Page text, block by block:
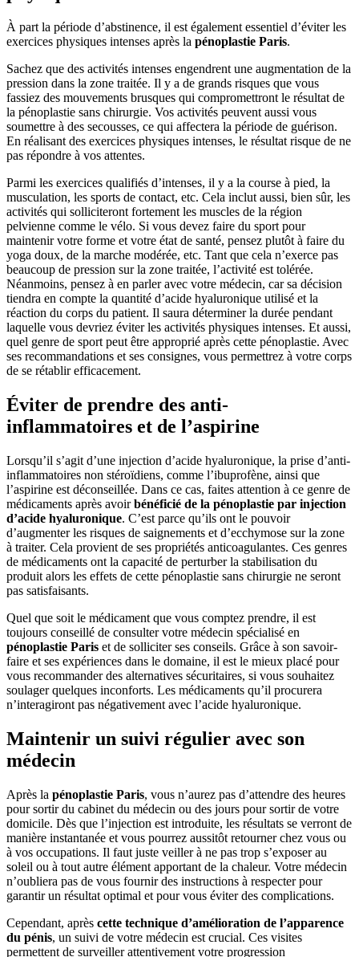
À part la période d’abstinence, il est également essentiel d’éviter les
exercices physiques intenses après la pénoplastie Paris.
Sachez que des activités intenses engendrent une augmentation de la
pression dans la zone traitée. Il y a de grands risques que vous
fassiez des mouvements brusques qui compromettront le résultat de
la pénoplastie sans chirurgie. Vos activités peuvent aussi vous
soumettre à des secousses, ce qui affectera la période de guérison.
En réalisant des exercices physiques intenses, le résultat risque de ne
pas répondre à vos attentes.
Parmi les exercices qualifiés d’intenses, il y a la course à pied, la
musculation, les sports de contact, etc. Cela inclut aussi, bien sûr, les
activités qui solliciteront fortement les muscles de la région
pelvienne comme le vélo. Si vous devez faire du sport pour
maintenir votre forme et votre état de santé, pensez plutôt à faire du
yoga doux, de la marche modérée, etc. Tant que cela n’exerce pas
beaucoup de pression sur la zone traitée, l’activité est tolérée.
Néanmoins, pensez à en parler avec votre médecin, car sa décision
tiendra en compte la quantité d’acide hyaluronique utilisé et la
réaction du corps du patient. Il saura déterminer la durée pendant
laquelle vous devriez éviter les activités physiques intenses. Et aussi,
quel genre de sport peut être approprié après cette pénoplastie. Avec
ses recommandations et ses consignes, vous permettrez à votre corps
de se rétablir efficacement.
Éviter de prendre des anti-
inflammatoires et de l’aspirine
Lorsqu’il s’agit d’une injection d’acide hyaluronique, la prise d’anti-
inflammatoires non stéroïdiens, comme l’ibuprofène, ainsi que
l’aspirine est déconseillée. Dans ce cas, faites attention à ce genre de
médicaments après avoirbénéficié de la pénoplastie par injection
d’acide hyaluronique. C’est parce qu’ils ont le pouvoir
d’augmenter les risques de saignements et d’ecchymose sur la zone
à traiter. Cela provient de ses propriétés anticoagulantes. Ces genres
de médicaments ont la capacité de perturber la stabilisation du
produit alors les effets de cette pénoplastie sans chirurgie ne seront
pas satisfaisants.
Quel que soit le médicament que vous comptez prendre, il est
toujours conseillé de consulter votre médecin spécialisé en
pénoplastie Paris et de solliciter ses conseils. Grâce à son savoir-
faire et ses expériences dans le domaine, il est le mieux placé pour
vous recommander des alternatives sécuritaires, si vous souhaitez
soulager quelques inconforts. Les médicaments qu’il procurera
n’interagiront pas négativement avec l’acide hyaluronique.
Maintenir un suivi régulier avec son
médecin
Après la pénoplastie Paris, vous n’aurez pas d’attendre des heures
pour sortir du cabinet du médecin ou des jours pour sortir de votre
domicile. Dès que l’injection est introduite, les résultats se verront de
manière instantanée et vous pourrez aussitôt retourner chez vous ou
à vos occupations. Il faut juste veiller à ne pas trop s’exposer au
soleil ou à tout autre élément apportant de la chaleur. Votre médecin
n’oubliera pas de vous fournir des instructions à respecter pour
garantir un résultat optimal et pour vous éviter des complications.
Cependant, après cette technique d’amélioration de l’apparence
du pénis, un suivi de votre médecin est crucial. Ces visites
permettent de surveiller attentivement votre progression